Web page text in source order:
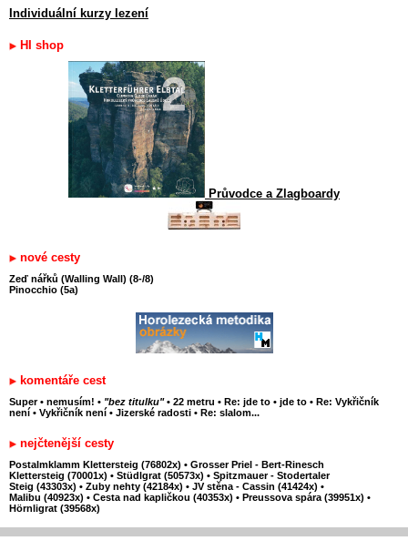
Individuální kurzy lezení
HI shop
Průvodce a Zlagboardy
nové cesty
Zeď nářků (Walling Wall) (8-/8)
Pinocchio (5a)
komentáře cest
Super • nemusím! • "bez titulku" • 22 metru • Re: jde to • jde to • Re: Vykřičník
není • Vykřičník není • Jizerské radosti • Re: slalom...
nejčtenější cesty
Postalmklamm Klettersteig (76802x) • Grosser Priel - Bert-Rinesch
Klettersteig (70001x) • Stüdlgrat (50573x) • Spitzmauer - Stodertaler
Steig (43303x) • Zuby nehty (42184x) • JV stěna - Cassin (41424x) •
Malibu (40923x) • Cesta nad kapličkou (40353x) • Preussova spára (39951x) •
Hörnligrat (39568x)